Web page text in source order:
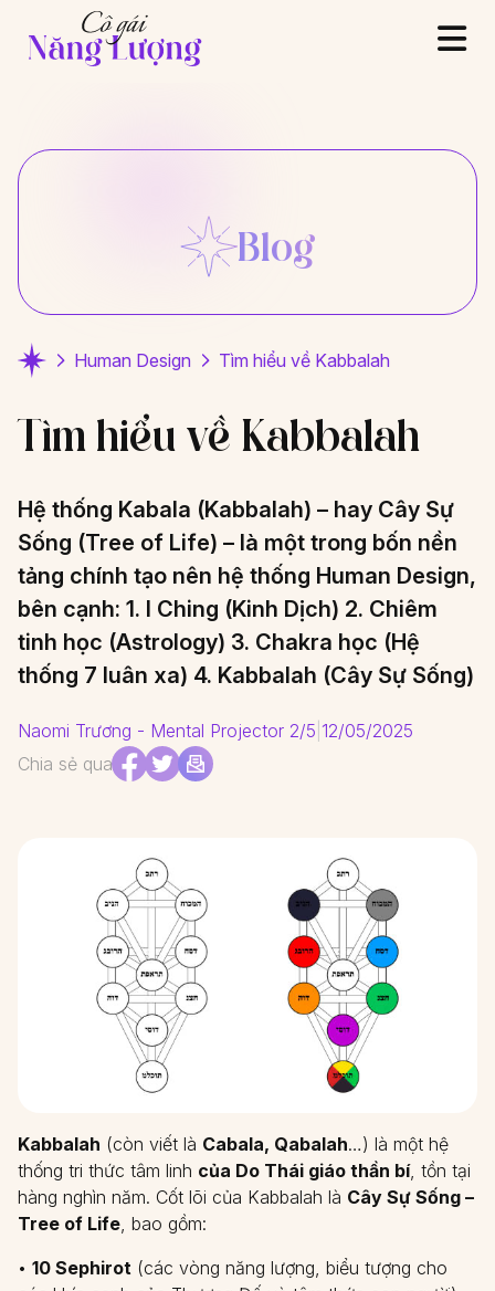
Blog
Human Design Tìm hiểu về Kabbalah
Tìm hiểu về Kabbalah
Hệ thống Kabala (Kabbalah) – hay Cây Sự
Sống (Tree of Life) – là một trong bốn nền
tảng chính tạo nên hệ thống Human Design,
bên cạnh: 1. I Ching (Kinh Dịch) 2. Chiêm
tinh học (Astrology) 3. Chakra học (Hệ
thống 7 luân xa) 4. Kabbalah (Cây Sự Sống)
Naomi Trương - Mental Projector 2/5 12/05/2025
Chia sẻ qua
Kabbalah (còn viết là Cabala, Qabalah…) là một hệ
thống tri thức tâm linh của Do Thái giáo thần bí, tồn tại
hàng nghìn năm. Cốt lõi của Kabbalah là Cây Sự Sống –
Tree of Life, bao gồm:
• 10 Sephirot (các vòng năng lượng, biểu tượng cho